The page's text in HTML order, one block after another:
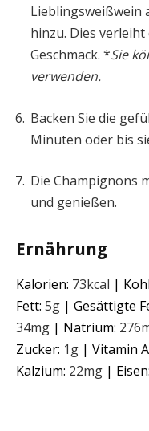
Lieblingsweißwein
hinzu. Dies verleiht
Geschmack. *Sie
verwenden.
Backen Sie die
Minuten oder bis
Die Champignons
und genießen.
Ernährung
Kalorien: 73kcal |
Fett: 5g | Gesättigte
34mg | Natrium: 276
Zucker: 1g | Vitamin
Kalzium: 22mg | Eisen: